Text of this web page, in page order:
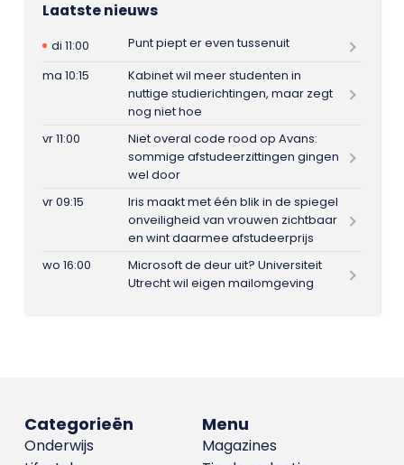
Laatste nieuws
di 11:00
Punt piept er even tussenuit
ma 10:15
Kabinet wil meer studenten in
nuttige studierichtingen, maar zegt
nog niet hoe
vr 11:00
Niet overal code rood op Avans:
sommige afstudeerzittingen gingen
wel door
vr 09:15
Iris maakt met één blik in de spiegel
onveiligheid van vrouwen zichtbaar
en wint daarmee afstudeerprijs
wo 16:00
Microsoft de deur uit? Universiteit
Utrecht wil eigen mailomgeving
Menu
Magazines
Categorieën
Onderwijs